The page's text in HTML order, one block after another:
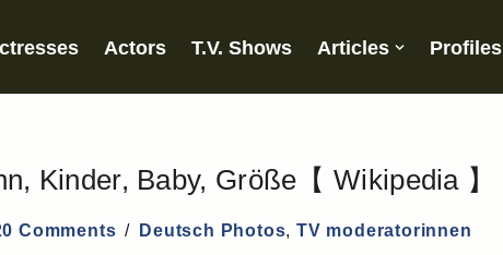
Actors T.V. Shows Articles Profiles
Kinder, Baby, Größe【 Wikipedia 】
Comments Deutsch Photos,TV moderatorinnen